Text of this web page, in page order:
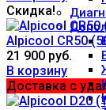
Скидка!
Alpicool СR50
21 900 руб.
В корзину
Доставка с